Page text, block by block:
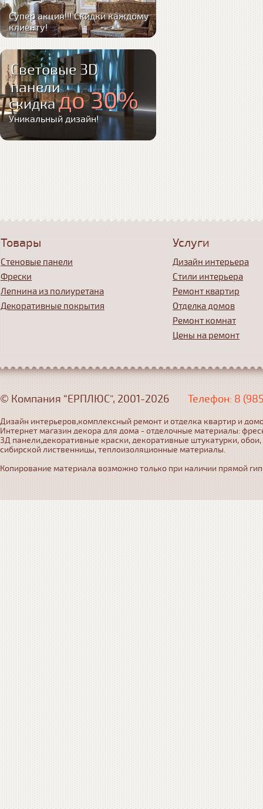
Супер акция!!! Скидки каждому
клиенту!
Световые 3D
панели
скидкадо 30%
Уникальный дизайн!
Товары
Стеновые панели
Фрески
Лепнина из полиуретана
Декоративные покрытия
Услуги
Дизайн интерьера
Стили интерьера
Ремонт квартир
Отделка домов
Ремонт комнат
Цены на ремонт
© Компания “ЕРПЛЮС”, 2001-2026 Телефон: 8
Дизайн интерьеров,комплексный ремонт и отделка квартир и
Интернет магазин декора для дома - отделочные материалы:
3Д панели,декоративные краски, декоративные штукатурки,
сибирской лиственницы, теплоизоляционные материалы.
Копирование материала возможно только при наличии прямой